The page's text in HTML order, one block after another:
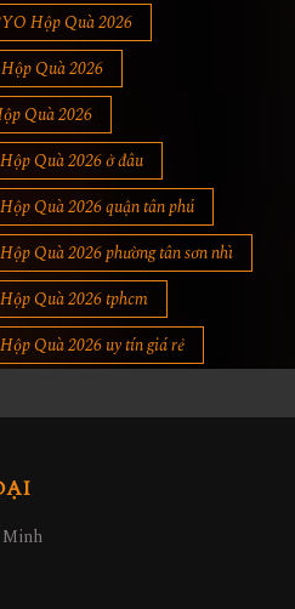
Hộp Quà 2026
Quà 2026
Quà 2026
Quà 2026 ở đâu
Quà 2026 quận tân phú
Quà 2026 phường tân sơn nhì
Quà 2026 tphcm
Quà 2026 uy tín giá rẻ
Minh